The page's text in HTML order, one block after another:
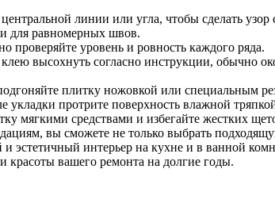
линии или угла, чтобы сделать
для равномерных швов.
проверяйте уровень и ровность каждого ряда.
высохнуть согласно инструкции, обычно
плитку ножовкой или специальным
укладки протрите поверхность влажной
мягкими средствами и избегайте жестких
вы сможете не только выбрать
и эстетичный интерьер на кухне и в ванной
красоты вашего ремонта на долгие годы.